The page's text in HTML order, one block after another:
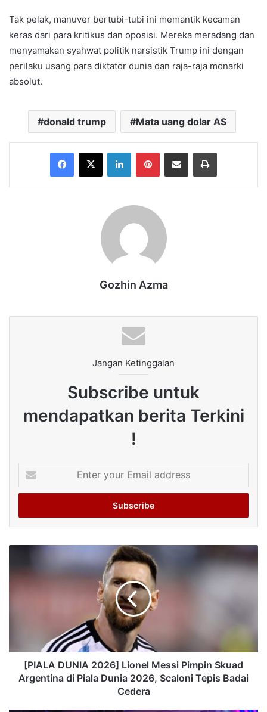
Tak pelak, manuver bertubi-tubi ini memantik kecaman
keras dari para kritikus dan oposisi. Mereka meradang dan
menyamakan syahwat politik narsistik Trump ini dengan
perilaku usang para diktator dunia dan raja-raja monarki
absolut.
donald trump Mata uang dolar AS
Facebook
X LinkedInPinterestShare via Email Print
Gozhin Azma
Jangan Ketinggalan
Subscribe untuk
mendapatkan berita Terkini
!
your
Email
[PIALA DUNIA 2026] Lionel Messi Pimpin Skuad
Argentina di Piala Dunia 2026, Scaloni Tepis Badai
Cedera